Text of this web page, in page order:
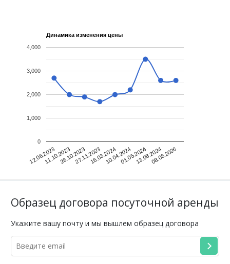
Динамика изменения цены
12.06.202311.10.202328.10.202327.11.202316.03.202410.04.202401.05.202413.08.202408.08.2026
0
1,000
2,000
3,000
4,000
Образец договора посуточной аренды
Укажите вашу почту и мы вышлем образец договора